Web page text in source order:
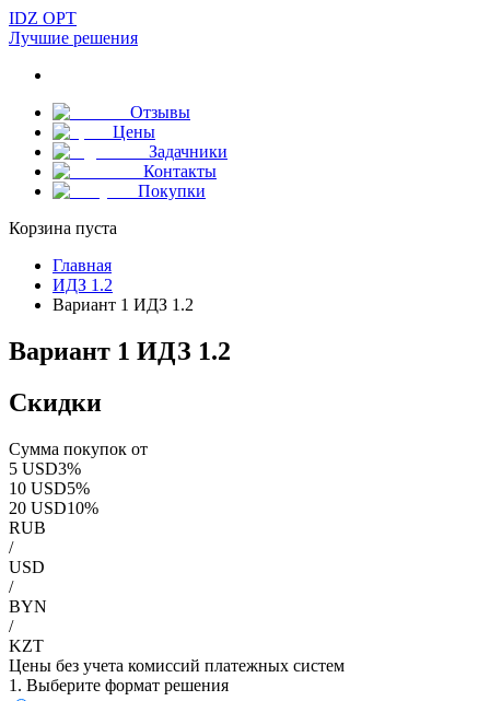
IDZ OPT
Лучшие решения
Отзывы
Цены
Задачники
Контакты
Покупки
Корзина пуста
Главная
ИДЗ 1.2
Вариант 1 ИДЗ 1.2
Вариант 1 ИДЗ 1.2
Скидки
Сумма покупок от
5 USD3%
10 USD5%
20 USD10%
RUB
/
USD
/
BYN
/
KZT
Цены без учета комиссий платежных систем
1. Выберите формат решения